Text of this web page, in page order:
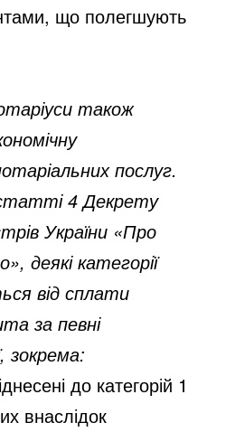
що полегшують
також
послуг.
4 Декрету
України «Про
деякі категорії
від сплати
за певні
зокрема:
до категорій 1
внаслідок